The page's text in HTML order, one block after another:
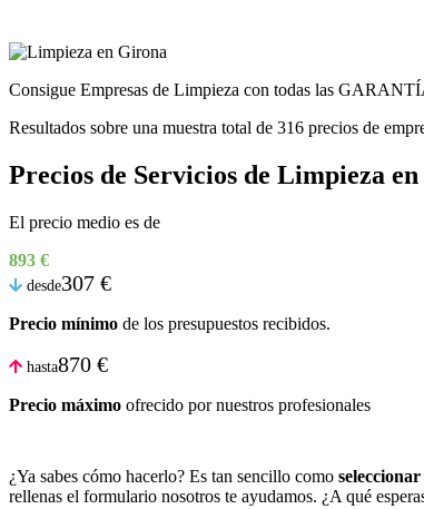
Consigue Empresas de Limpieza con todas las
Resultados sobre una muestra total de 316 precios de
Precios de Servicios de Limpieza
El precio medio es de
893 €
desde307 €
Precio mínimo de los presupuestos recibidos.
hasta870 €
Precio máximo ofrecido por nuestros profesionales
¿Ya sabes cómo hacerlo? Es tan sencillo como
rellenas el formulario nosotros te ayudamos. ¿A qué